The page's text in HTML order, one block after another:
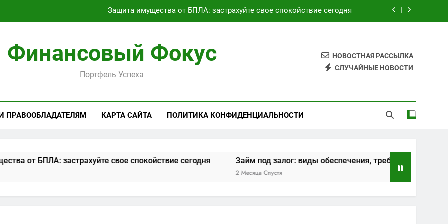
Займ под залог: виды обеспечения, требования и этапы оформления
Текущее состояние транспортного сообщения между российским и турецким курортами сегодня
Аренда Linux RDP сервера: полный обзор возможностей и преимуществ
Займ под залог: виды обеспечения, требования и этапы оформления
Финансовый Фокус
Портфель Успеха
НОВОСТНАЯ РАССЫЛКА
СЛУЧАЙНЫЕ НОВОСТИ
ПРАВООБЛАДАТЕЛЯМ КАРТА САЙТА ПОЛИТИКА КОНФИДЕНЦИАЛЬНОСТИ
застрахуйте свое спокойствие сегодня Займ под залог: виды обеспечения, требования и этапы